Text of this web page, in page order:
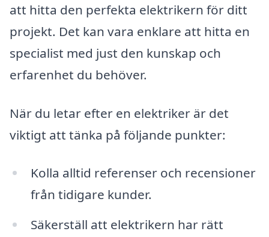
att hitta den perfekta elektrikern för ditt
projekt. Det kan vara enklare att hitta en
specialist med just den kunskap och
erfarenhet du behöver.
När du letar efter en elektriker är det
viktigt att tänka på följande punkter:
Kolla alltid referenser och recensioner
från tidigare kunder.
Säkerställ att elektrikern har rätt